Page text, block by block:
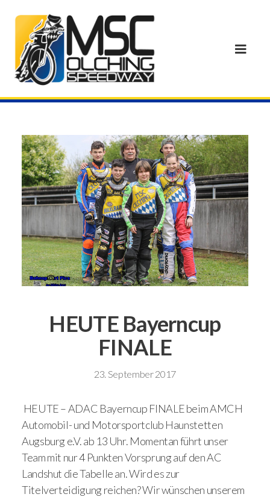
HEUTE Bayerncup
FINALE
23. September 2017
HEUTE – ADAC Bayerncup FINALE beim AMCH
Automobil- und Motorsportclub Haunstetten
Augsburg e.V. ab 13 Uhr. Momentan führt unser
Team mit nur 4 Punkten Vorsprung auf den AC
Landshut die Tabelle an. Wird es zur
Titelverteidigung reichen? Wir wünschen unserem